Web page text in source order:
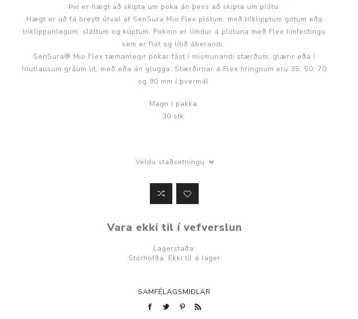
Því er hægt að skipta um poka án þess að skipta um plötu.
Hægt er að fá breytt úrval af SenSura Mio Flex plötum, með tilklipptum götum eða
tilklippanlegum, sléttum og kúptum. Pokinn er límdur á plötuna með Flex límfestingu
sem er flöt og lítið áberandi.
SenSura® Mio Flex tæmanlegir pokar fást í mismunandi stærðum, glærir eða í
hlutlausum gráum lit, með eða án glugga. Stærðirnar á Flex hringnum eru 35, 50, 70
og 90 mm í þvermál.
Magn í pakka.
30 stk.
Veldu staðsetningu
Vara ekki til í vefverslun
Lagerstaða:
Stórhöfða: Ekki til á lager
SAMFÉLAGSMIÐLAR